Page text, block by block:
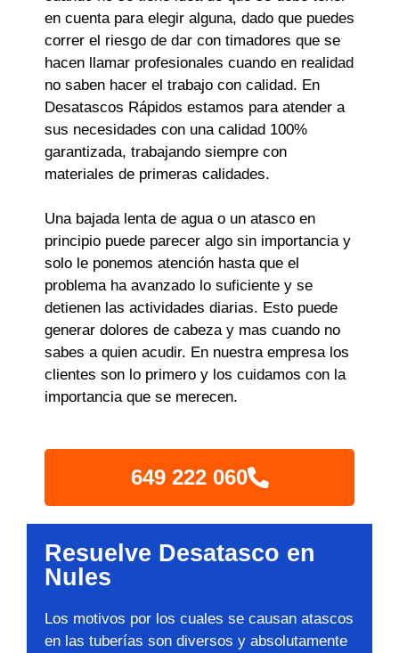
en cuenta para elegir alguna, dado que puedes
correr el riesgo de dar con timadores que se
hacen llamar profesionales cuando en realidad
no saben hacer el trabajo con calidad. En
Desatascos Rápidos estamos para atender a
sus necesidades con una calidad 100%
garantizada, trabajando siempre con
materiales de primeras calidades.
Una bajada lenta de agua o un atasco en
principio puede parecer algo sin importancia y
solo le ponemos atención hasta que el
problema ha avanzado lo suficiente y se
detienen las actividades diarias. Esto puede
generar dolores de cabeza y mas cuando no
sabes a quien acudir. En nuestra empresa los
clientes son lo primero y los cuidamos con la
importancia que se merecen.
649 222 060
Resuelve Desatasco en
Nules
Los motivos por los cuales se causan atascos
en las tuberías son diversos y absolutamente